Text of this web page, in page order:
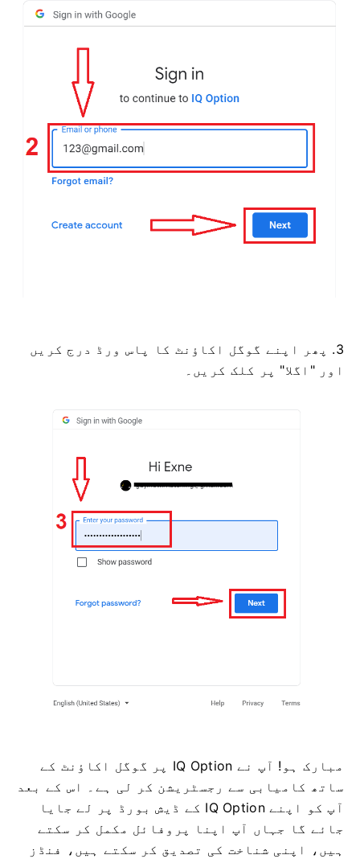
3. پھر اپنے گوگل اکاؤنٹ کا پاس ورڈ درج کریں
اور "اگلا" پر کلک کریں۔
مبارک ہو! آپ نے IQ Option پر گوگل اکاؤنٹ کے
ساتھ کامیابی سے رجسٹریشن کر لی ہے۔ اس کے بعد
آپ کو اپنے IQ Option کے ڈیش بورڈ پر لے جایا
جائے گا جہاں آپ اپنا پروفائل مکمل کر سکتے
ہیں، اپنی شناخت کی تصدیق کر سکتے ہیں، فنڈز